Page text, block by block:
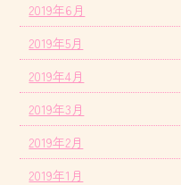
2019年6月
2019年5月
2019年4月
2019年3月
2019年2月
2019年1月